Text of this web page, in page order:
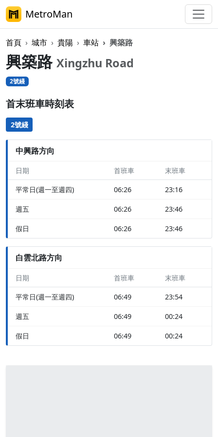
MetroMan
首頁 城市 貴陽 車站 興築路
興築路 Xingzhu Road
2號綫
首末班車時刻表
2號綫
中興路方向
日期 首班車 末班車
平常日(週一至週四) 06:26 23:16
週五 06:26 23:46
假日 06:26 23:46
白雲北路方向
日期 首班車 末班車
平常日(週一至週四) 06:49 23:54
週五 06:49 00:24
假日 06:49 00:24